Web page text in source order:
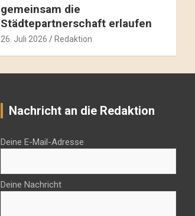
gemeinsam die
Städtepartnerschaft erlaufen
26. Juli 2026 Redaktion
Nachricht an die Redaktion
Deine E-Mail-Adresse
Deine Nachricht